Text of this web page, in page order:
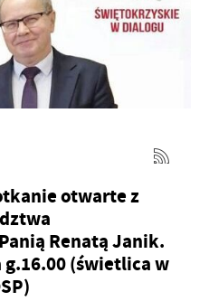
otwarte z
Renatą Janik.
(świetlica w